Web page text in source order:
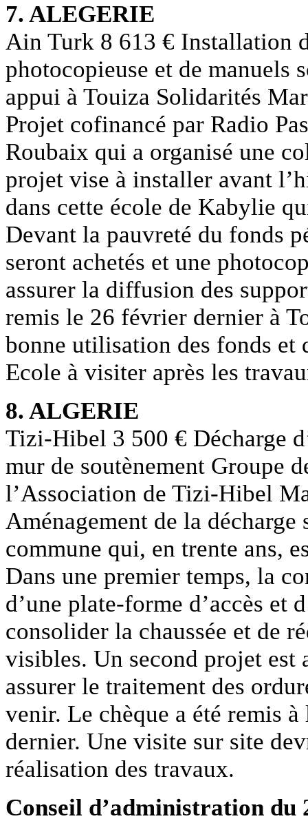
7. ALEGERIE
Ain Turk 8 613 € Installation
photocopieuse et de manuels
appui à Touiza Solidarités
Projet cofinancé par Radio
Roubaix qui a organisé une
projet vise à installer avant
dans cette école de Kabylie
Devant la pauvreté du fonds
seront achetés et une
assurer la diffusion des
remis le 26 février dernier à
bonne utilisation des fonds et
Ecole à visiter après les
8. ALGERIE
Tizi-Hibel 3 500 € Décharge
mur de soutènement Groupe
l’Association de Tizi-Hibel
Aménagement de la décharge
commune qui, en trente ans,
Dans une premier temps, la
d’une plate-forme d’accès et
consolider la chaussée et de
visibles. Un second projet est
assurer le traitement des
venir. Le chèque a été remis
dernier. Une visite sur site
réalisation des travaux.
Conseil d’administration du